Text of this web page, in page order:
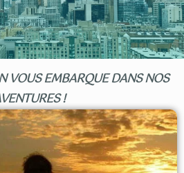
VOUS EMBARQUE DANS NOS
!